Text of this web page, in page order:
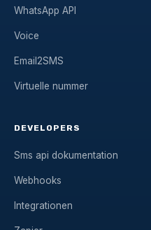
WhatsApp API
Voice
Email2SMS
Virtuelle nummer
DEVELOPERS
Sms api dokumentation
Webhooks
Integrationen